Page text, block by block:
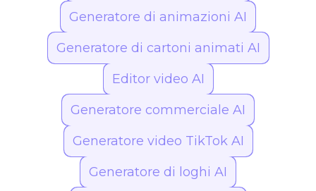
Generatore di animazioni AI
Generatore di cartoni animati AI
Editor video AI
Generatore commerciale AI
Generatore video TikTok AI
Generatore di loghi AI